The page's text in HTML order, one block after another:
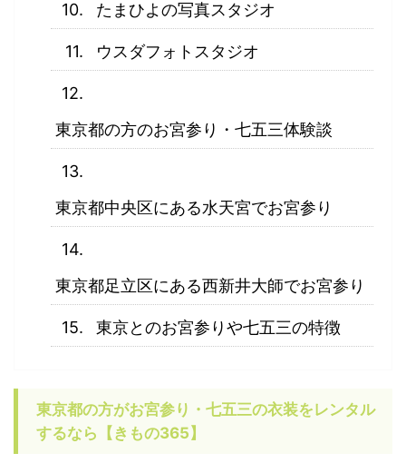
たまひよの写真スタジオ
ウスダフォトスタジオ
東京都の方のお宮参り・七五三体験談
東京都中央区にある水天宮でお宮参り
東京都足立区にある西新井大師でお宮参り
東京とのお宮参りや七五三の特徴
東京都の方がお宮参り・七五三の衣装をレンタル
するなら【きもの365】